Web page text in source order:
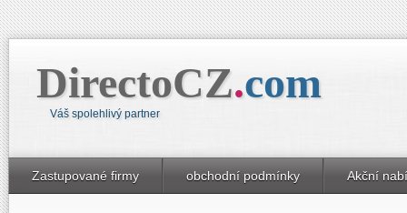
DirectoCZ.com
Váš spolehlivý partner
Zastupované firmy obchodní podmínky Akční